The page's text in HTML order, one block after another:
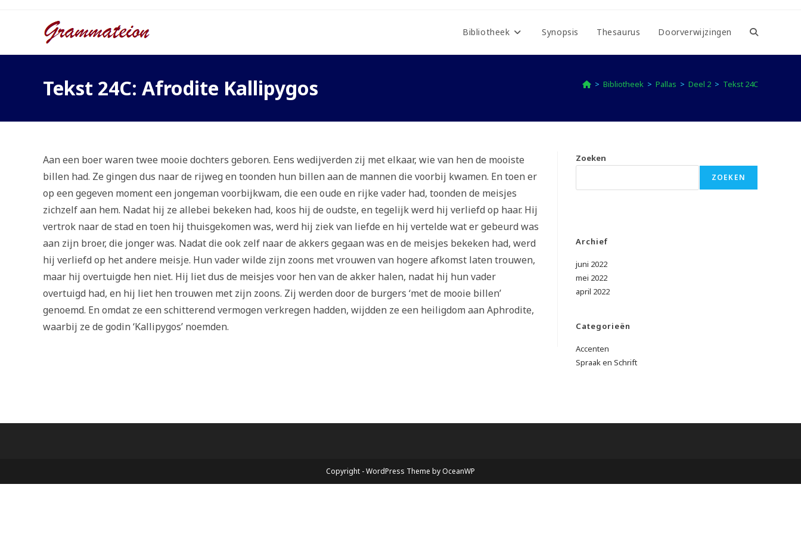
Bibliotheek Synopsis Thesaurus Doorverwijzingen Toggle
zoeken
Tekst 24C: Afrodite Kallipygos > Bibliotheek > Pallas > Deel 2 > Tekst 24C
Aan een boer waren twee mooie dochters geboren. Eens wedijverden zij met elkaar, wie van hen de mooiste
billen had. Ze gingen dus naar de rijweg en toonden hun billen aan de mannen die voorbij kwamen. En toen er
op een gegeven moment een jongeman voorbijkwam, die een oude en rijke vader had, toonden de meisjes
zichzelf aan hem. Nadat hij ze allebei bekeken had, koos hij de oudste, en tegelijk werd hij verliefd op haar. Hij
vertrok naar de stad en toen hij thuisgekomen was, werd hij ziek van liefde en hij vertelde wat er gebeurd was
aan zijn broer, die jonger was. Nadat die ook zelf naar de akkers gegaan was en de meisjes bekeken had, werd
hij verliefd op het andere meisje. Hun vader wilde zijn zoons met vrouwen van hogere afkomst laten trouwen,
maar hij overtuigde hen niet. Hij liet dus de meisjes voor hen van de akker halen, nadat hij hun vader
overtuigd had, en hij liet hen trouwen met zijn zoons. Zij werden door de burgers ‘met de mooie billen’
genoemd. En omdat ze een schitterend vermogen verkregen hadden, wijdden ze een heiligdom aan Aphrodite,
waarbij ze de godin ‘Kallipygos’ noemden.
Zoeken
ZOEKEN
Archief
juni 2022
mei 2022
april 2022
Categorieën
Accenten
Spraak en Schrift
Copyright - WordPress Theme by OceanWP